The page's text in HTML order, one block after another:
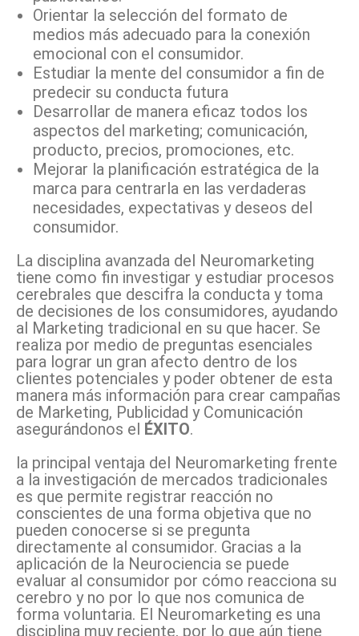
Orientar la selección del formato de
medios más adecuado para la conexión
emocional con el consumidor.
Estudiar la mente del consumidor a fin de
predecir su conducta futura
Desarrollar de manera eficaz todos los
aspectos del marketing; comunicación,
producto, precios, promociones, etc.
Mejorar la planificación estratégica de la
marca para centrarla en las verdaderas
necesidades, expectativas y deseos del
consumidor.
La disciplina avanzada del Neuromarketing
tiene como fin investigar y estudiar procesos
cerebrales que descifra la conducta y toma
de decisiones de los consumidores, ayudando
al Marketing tradicional en su que hacer. Se
realiza por medio de preguntas esenciales
para lograr un gran afecto dentro de los
clientes potenciales y poder obtener de esta
manera más información para crear campañas
de Marketing, Publicidad y Comunicación
asegurándonos el ÉXITO.
la principal ventaja del Neuromarketing frente
a la investigación de mercados tradicionales
es que permite registrar reacción no
conscientes de una forma objetiva que no
pueden conocerse si se pregunta
directamente al consumidor. Gracias a la
aplicación de la Neurociencia se puede
evaluar al consumidor por cómo reacciona su
cerebro y no por lo que nos comunica de
forma voluntaria. El Neuromarketing es una
disciplina muy reciente, por lo que aún tiene